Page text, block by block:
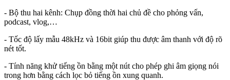
- Bộ thu hai kênh: Chụp đồng thời hai chủ đề cho phỏng vấn,
podcast, vlog,…
- Tốc độ lấy mẫu 48kHz và 16bit giúp thu được âm thanh với độ rõ
nét tốt.
- Tính năng khử tiếng ồn bằng một nút cho phép ghi âm giọng nói
trong hơn bằng cách lọc bỏ tiếng ồn xung quanh.